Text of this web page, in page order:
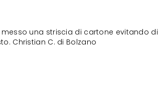
una striscia di cartone evitando di
Christian C. di Bolzano